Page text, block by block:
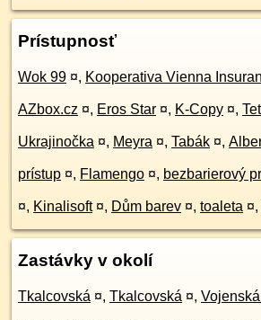
Prístupnosť
Wok 99 ¤, Kooperativa Vienna
AZbox.cz ¤, Eros Star ¤, K-Copy ¤,
Ukrajinočka ¤, Meyra ¤, Tabák ¤,
prístup ¤, Flamengo ¤, bezbarierový
¤, Kinalisoft ¤, Dům barev ¤, toaleta ¤,
Zastávky v okolí
Tkalcovská ¤, Tkalcovská ¤,